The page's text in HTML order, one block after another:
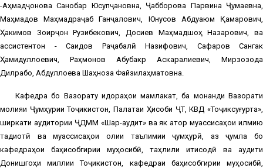
-Аҳмадҷонова Санобар Юсупҷановна, Ҷабборова Парвина Ҷумаевна,
Маҳмадов Маҳмадраҷаб Ганҷалович, Юнусов Абдуқаюм Қамарович,
Ҳакимов Зоирҷон Рузибекович, Досиев Маҳмадшоҳ Назарович, ва
ассистентон - Саидов Раҷабалӣ Назифович, Сафаров Сангак
Ҳамидуллоевич, Раҳмонов Абубакр Аскаралиевич, Мирзозода
Дилрабо, Абдуллоева Шаҳноза Файзилаҳматовна.
Кафедра бо Вазорату идораҳои мамлакат, ба монанди Вазорати
молияи Ҷумҳурии Тоҷикистон, Палатаи Ҳисоби ҶТ, КВД «Тоҷиксуғурта»,
ширкати аудитории ҶДММ «Шарқ-аудит» ва як қатор муассисаҳои илмию
тадқиқотӣ ва муассисаҳои олии таълимии ҷумҳурӣ, аз ҷумла бо
кафедраҳои баҳисобгирии муҳосибӣ, таҳлили иқтисодӣ ва аудити
Донишгоҳи миллии Тоҷикистон, кафедраи баҳисобгирии муҳосибӣ,